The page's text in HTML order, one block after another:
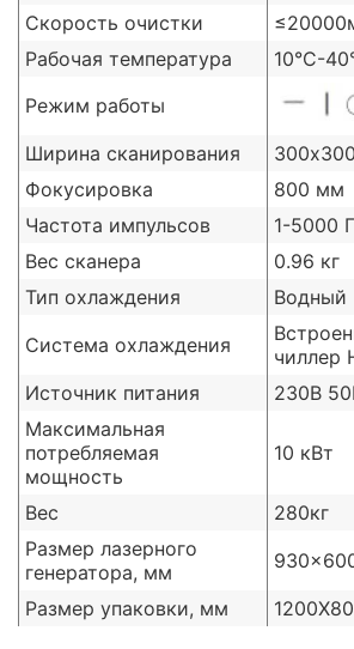
Скорость очистки
Рабочая температура
10°C-
Режим работы
Ширина сканирования
Фокусировка
800 мм
Частота импульсов
1-5000
Вес сканера
0.96 кг
Тип охлаждения
Водный
Система охлаждения
чиллер
Источник питания
230B
Максимальная
потребляемая
мощность
10 кВт
Вес
280кг
Размер лазерного
генератора, мм
Размер упаковки, мм